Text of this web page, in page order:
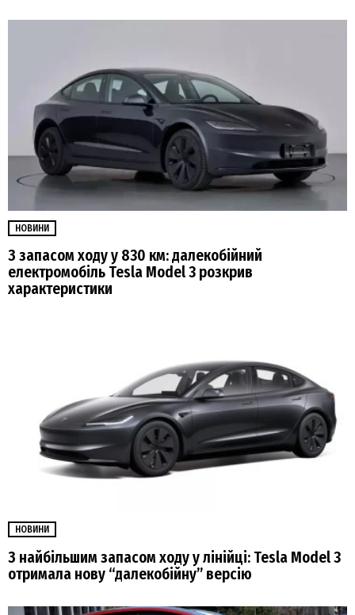
НОВИНИ
З запасом ходу у 830 км: далекобійний
електромобіль Tesla Model 3 розкрив
характеристики
НОВИНИ
З найбільшим запасом ходу у лінійці: Tesla Model 3
отримала нову “далекобійну” версію